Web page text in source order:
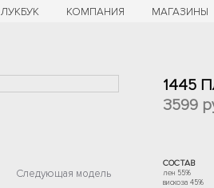
ЛУКБУК КОМПАНИЯ МАГАЗИНЫ
Следующая модель
1445
3599
СОСТАВ
лен 55%
вискоза 45%